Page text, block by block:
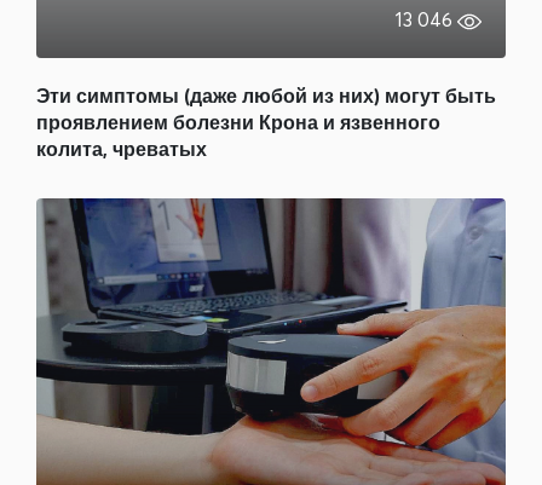
13 046
Эти симптомы (даже любой из них) могут быть
проявлением болезни Крона и язвенного
колита, чреватых